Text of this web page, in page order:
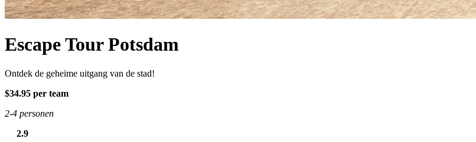
Escape Tour Potsdam
Ontdek de geheime uitgang van de stad!
$34.95 per team
2-4 personen
2.9